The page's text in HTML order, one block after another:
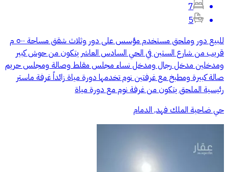
7
5
للبيع دور وملحق مستخدم مؤسس على دور وثلاث شقق مساحة ٥٠٠ م
قريب من شارع الستين في الحي السادس العاشر يتكون من حوش كبير
ومدخلين مدخل رجال ومدخل نساء مجلس مقلط وصالة ومجلس حريم
صالة كبيرة ومطبخ مع غرفتين نوم تخدمها دورة مياة زائداً غرفة ماستر
رئيسية الملحق يتكون من غرفة نوم مع دورة مياة
حي ضاحية الملك فهد, الدمام